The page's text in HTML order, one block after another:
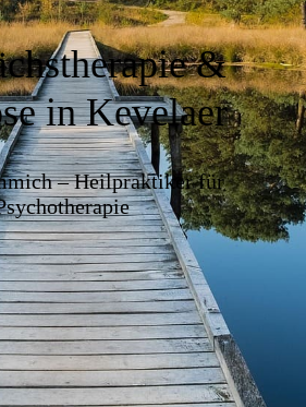
&
in Kevelaer
– Heilpraktiker für